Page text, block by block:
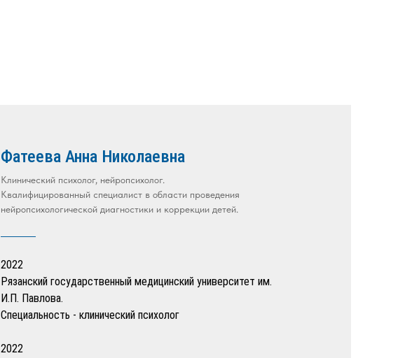
Фатеева Анна Николаевна
Клинический психолог, нейропсихолог.
Квалифицированный специалист в области проведения
нейропсихологической диагностики и коррекции детей.
2022
Рязанский государственный медицинский университет им.
И.П. Павлова.
Специальность - клинический психолог
2022